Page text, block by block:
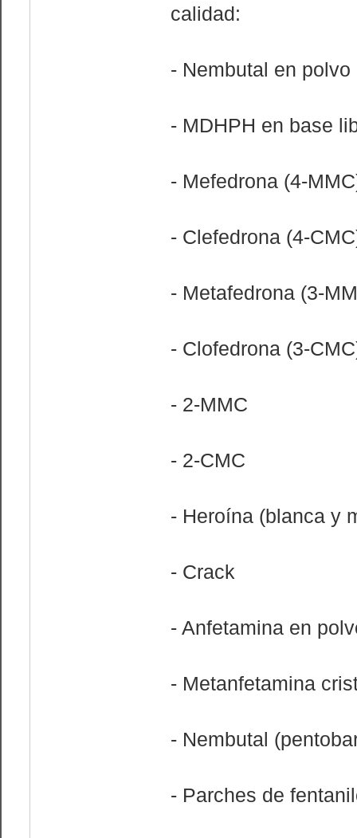
calidad:
- Nembutal en polvo
- MDHPH en base
- Mefedrona (4-
- Clefedrona (4-
- Metafedrona (3-
- Clofedrona (3-
- 2-MMC
- 2-CMC
- Heroína (blanca y
- Crack
- Anfetamina en
- Metanfetamina
- Nembutal
- Parches de